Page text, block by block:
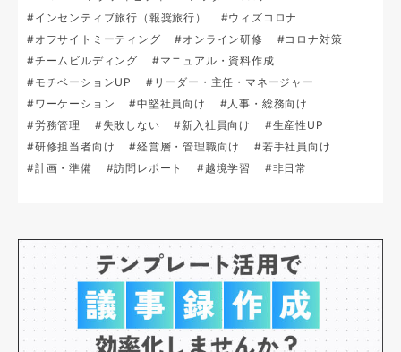
#インセンティブ旅行（報奨旅行）
#ウィズコロナ
#オフサイトミーティング
#オンライン研修
#コロナ対策
#チームビルディング
#マニュアル・資料作成
#モチベーションUP
#リーダー・主任・マネージャー
#ワーケーション
#中堅社員向け
#人事・総務向け
#労務管理
#失敗しない #新入社員向け
#生産性UP
#研修担当者向け
#経営層・管理職向け
#若手社員向け
#計画・準備
#訪問レポート #越境学習 #非日常